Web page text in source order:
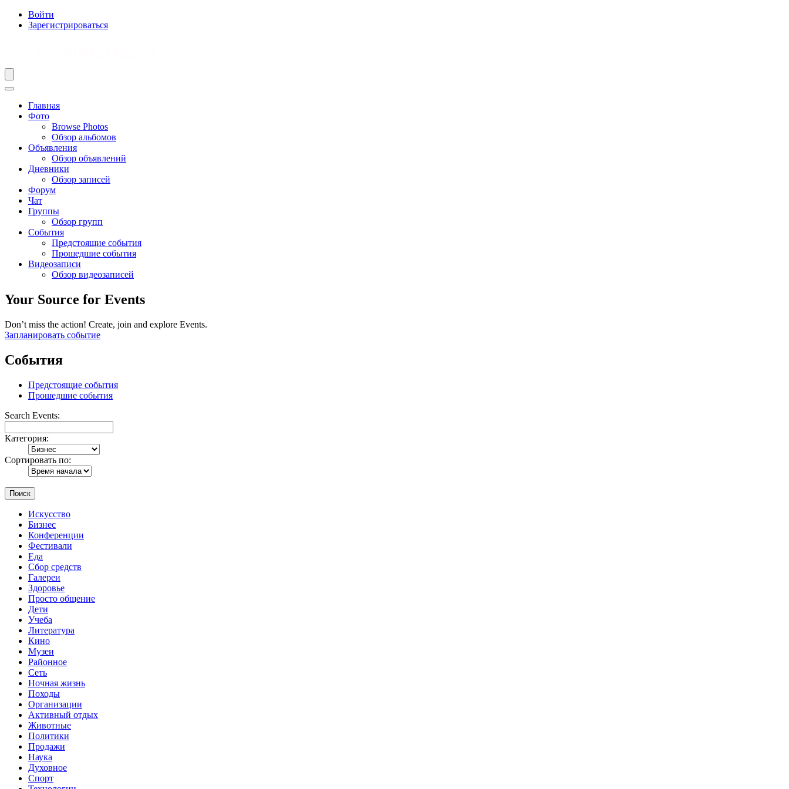
Войти
Зарегистрироваться
Главная
Фото
Browse Photos
Обзор альбомов
Объявления
Обзор объявлений
Дневники
Обзор записей
Форум
Чат
Группы
Обзор групп
События
Предстоящие события
Прошедшие события
Видеозаписи
Обзор видеозаписей
Your Source for Events
Don’t miss the action! Create, join and explore Events.
Запланировать событие
События
Предстоящие события
Прошедшие события
Search Events:
Категория:
Сортировать по:
Поиск
Искусство
Бизнес
Конференции
Фестивали
Еда
Сбор средств
Галереи
Здоровье
Просто общение
Дети
Учеба
Литература
Кино
Музеи
Районное
Сеть
Ночная жизнь
Походы
Организации
Активный отдых
Животные
Политики
Продажи
Наука
Духовное
Спорт